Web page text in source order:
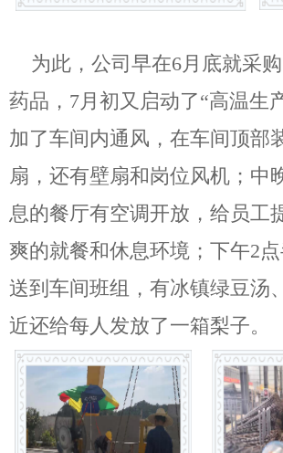
为此，公司早在6月底就采
药品，7月初又启动了“高温生
加了车间内通风，在车间顶部
扇，还有壁扇和岗位风机；中
息的餐厅有空调开放，给员工
爽的就餐和休息环境；下午2
送到车间班组，有冰镇绿豆汤
近还给每人发放了一箱梨子。